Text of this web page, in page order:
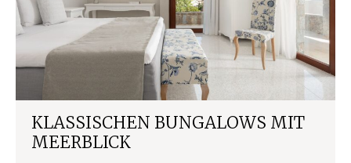
KLASSISCHEN BUNGALOWS MIT
MEERBLICK